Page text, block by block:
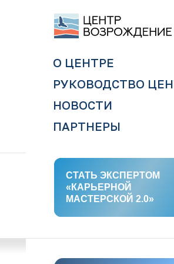
О ЦЕНТРЕ
НОВОСТИ
РУКОВОДСТВО
ПАРТНЕРЫ
СТАТЬ ЭКСПЕРТОМ
«КАРЬЕРНОЙ
МАСТЕРСКОЙ 2.0»
СТАТЬ ЭКСПЕРТОМ
«КАРЬЕРНОЙ
МАСТЕРСКОЙ 2.0»